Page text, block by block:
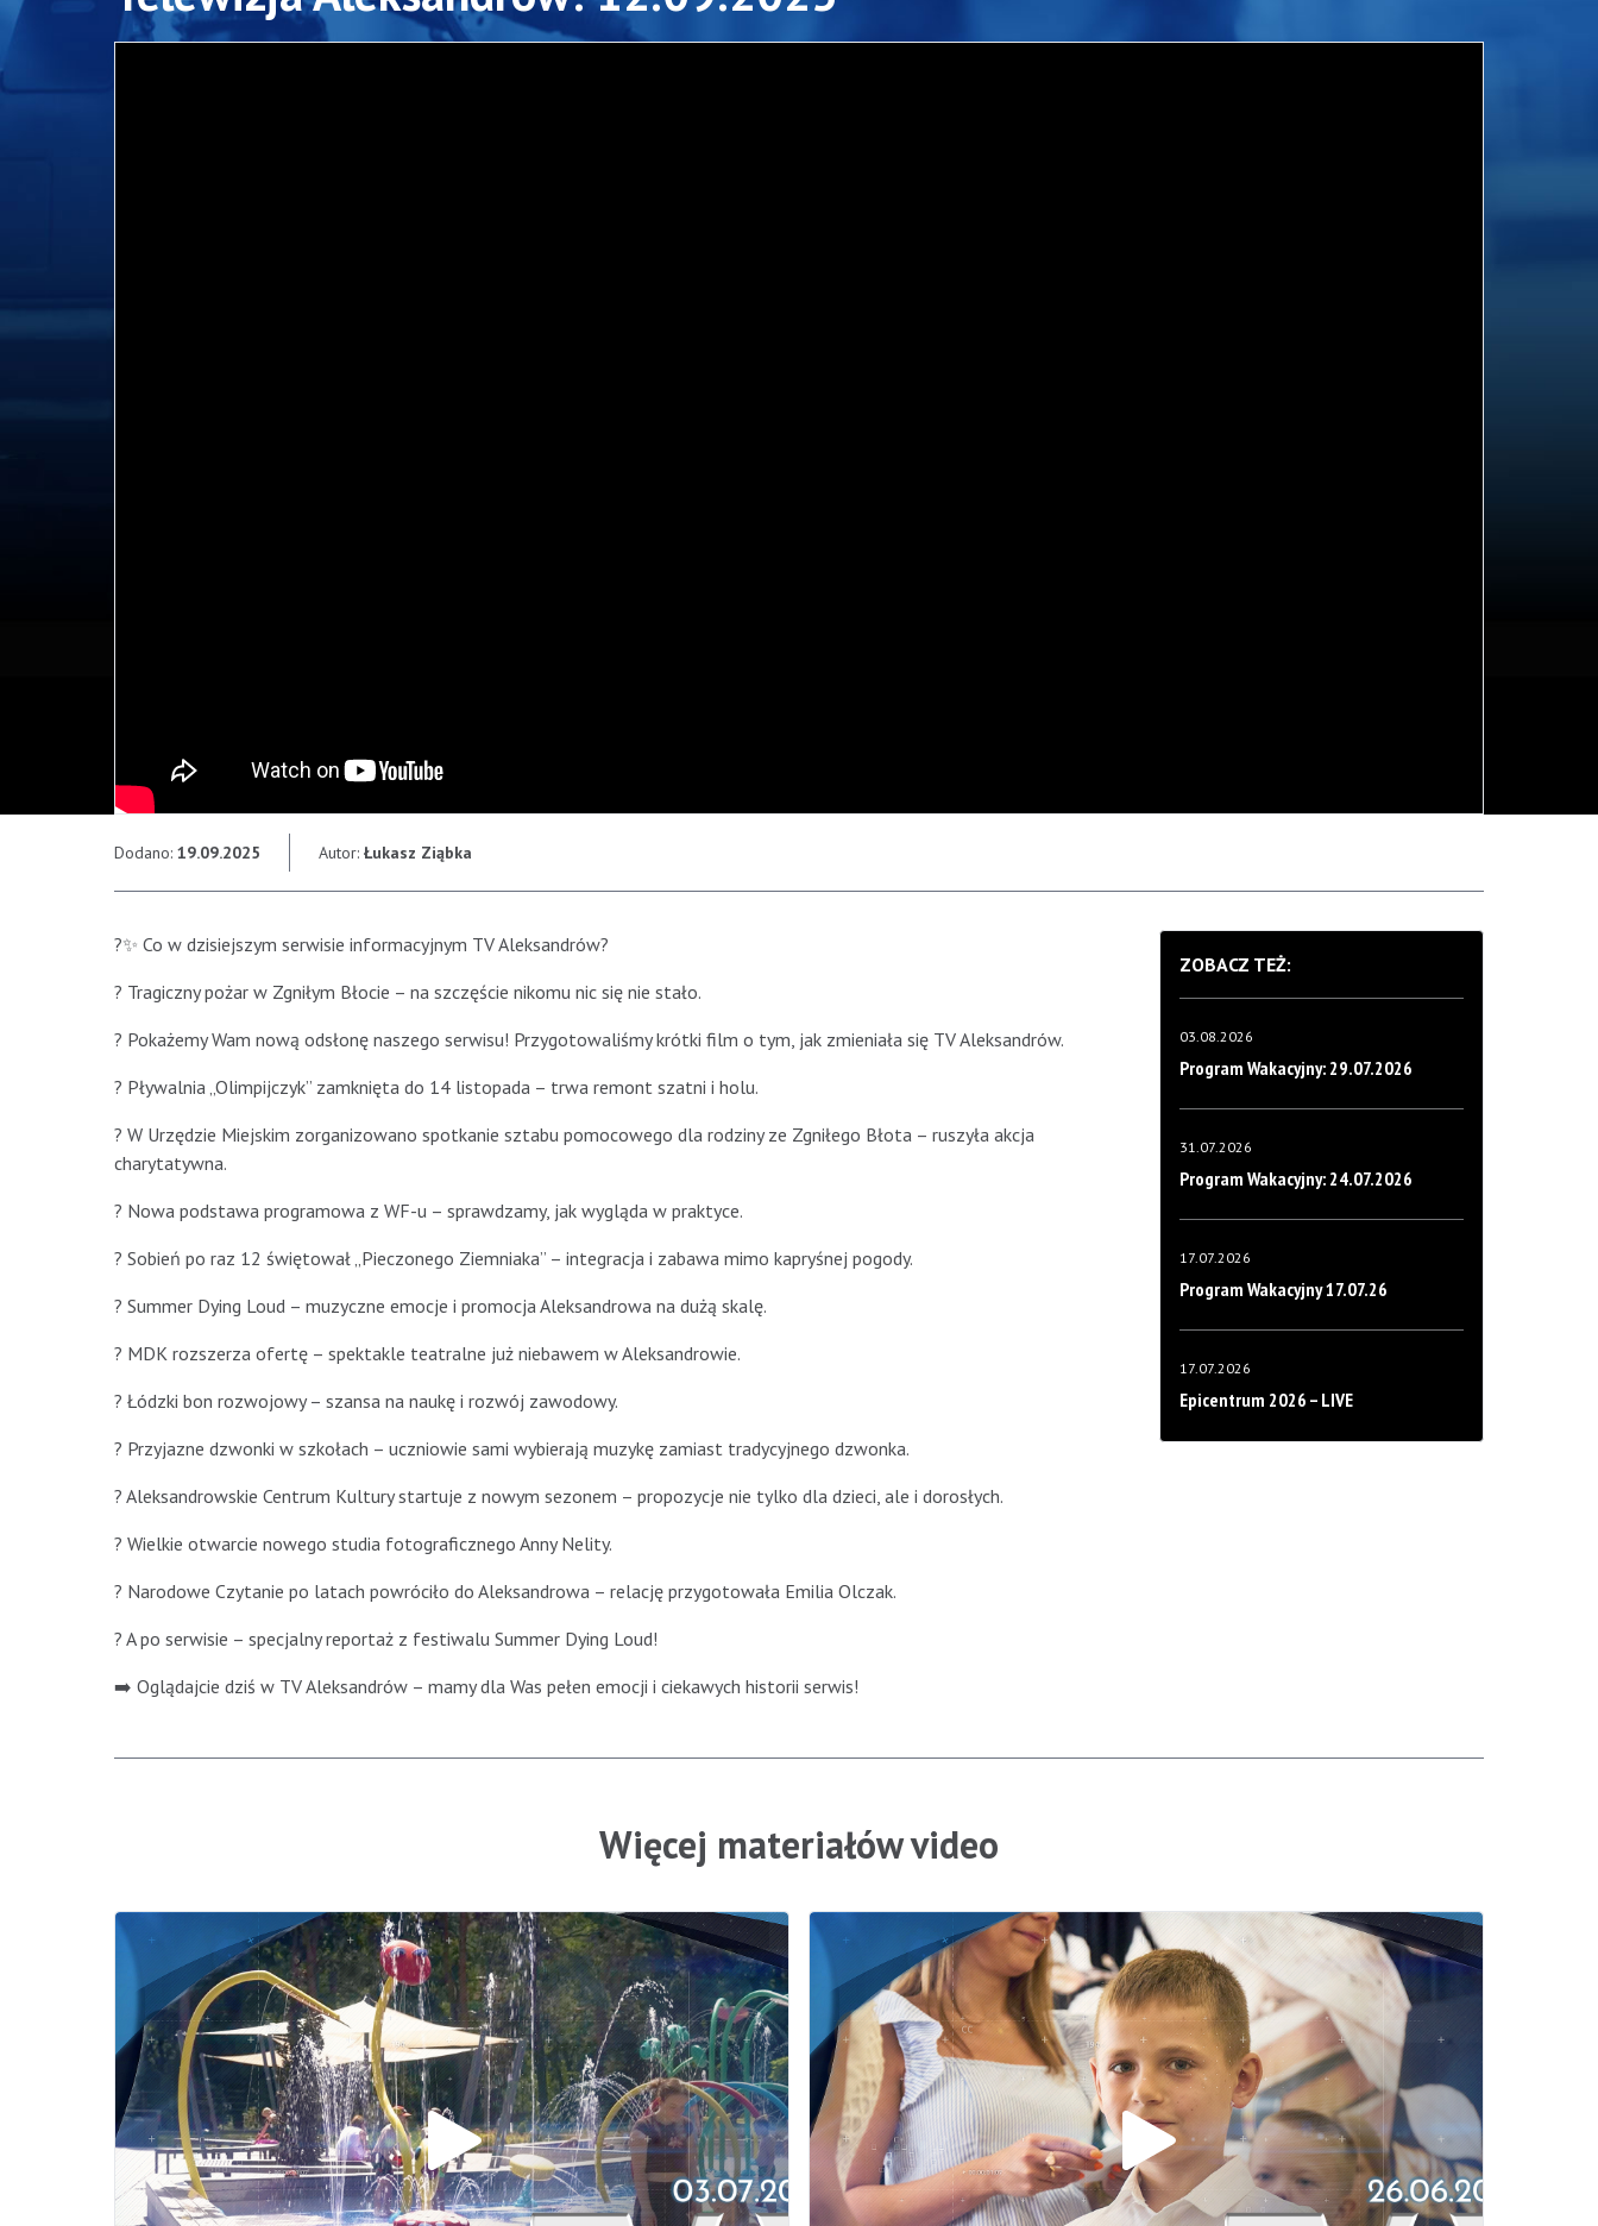
Dodano: 19.09.2025 Autor: Łukasz Ziąbka
?✨ Co w dzisiejszym serwisie informacyjnym TV Aleksandrów?
? Tragiczny pożar w Zgniłym Błocie – na szczęście nikomu nic się nie stało.
? Pokażemy Wam nową odsłonę naszego serwisu! Przygotowaliśmy krótki film o tym, jak zmieniała się TV Aleksandrów.
? Pływalnia „Olimpijczyk” zamknięta do 14 listopada – trwa remont szatni i holu.
? W Urzędzie Miejskim zorganizowano spotkanie sztabu pomocowego dla rodziny ze Zgniłego Błota – ruszyła akcja
charytatywna.
? Nowa podstawa programowa z WF-u – sprawdzamy, jak wygląda w praktyce.
? Sobień po raz 12 świętował „Pieczonego Ziemniaka” – integracja i zabawa mimo kapryśnej pogody.
? Summer Dying Loud – muzyczne emocje i promocja Aleksandrowa na dużą skalę.
? MDK rozszerza ofertę – spektakle teatralne już niebawem w Aleksandrowie.
? Łódzki bon rozwojowy – szansa na naukę i rozwój zawodowy.
? Przyjazne dzwonki w szkołach – uczniowie sami wybierają muzykę zamiast tradycyjnego dzwonka.
? Aleksandrowskie Centrum Kultury startuje z nowym sezonem – propozycje nie tylko dla dzieci, ale i dorosłych.
? Wielkie otwarcie nowego studia fotograficznego Anny Nelity.
? Narodowe Czytanie po latach powróciło do Aleksandrowa – relację przygotowała Emilia Olczak.
? A po serwisie – specjalny reportaż z festiwalu Summer Dying Loud!
➡️ Oglądajcie dziś w TV Aleksandrów – mamy dla Was pełen emocji i ciekawych historii serwis!
ZOBACZ TEŻ:
03.08.2026
Program Wakacyjny: 29.07.2026
31.07.2026
Program Wakacyjny: 24.07.2026
17.07.2026
Program Wakacyjny 17.07.26
17.07.2026
Epicentrum 2026 – LIVE
Więcej materiałów video